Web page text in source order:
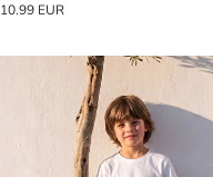
10.99 EUR